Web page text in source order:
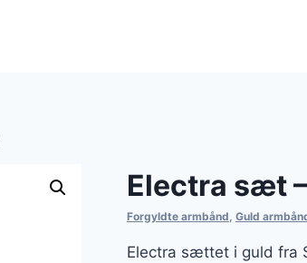
Electra sæt
Forgyldte armbånd, Guld
Electra sættet i guld fra